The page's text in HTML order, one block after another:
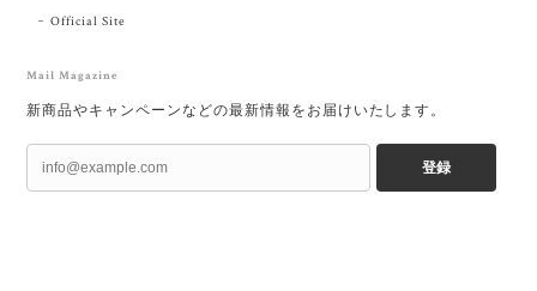
Official Site
Mail Magazine
新商品やキャンペーンなどの最新情報をお届けいたします。
登録